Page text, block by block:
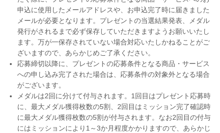
申込に使用したメールアドレスや、お申込完了時に届きました
メールが必要となります。プレゼントの当選結果発表、メダル
発行がされるまで必ず保存していただきますようお願いいたし
ます。万が一保存されていない場合対応いたしかねることがご
ざいますので、あらかじめご了承ください。
応募締切以降に、プレゼントの応募条件となる商品・サービス
への申し込み完了された場合は、応募条件の対象外となる場合
がございます。
メダルは2回に分けて付与されます。1回目はプレゼント応募時
に、最大メダル獲得枚数の5割、2回目はミッション完了確認時
に最大メダル獲得枚数の5割が付与されます。なお2回目の付与
にはミッションにより1～3か月程度かかりますので、あらかじ